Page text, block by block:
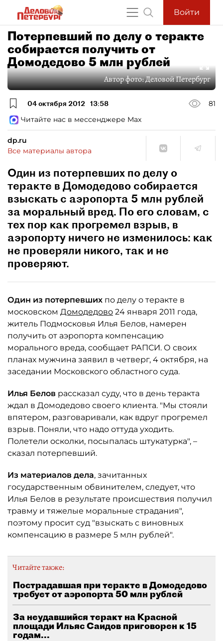
Войти
Потерпевший по делу о теракте
собирается получить от
Домодедово 5 млн рублей
Автор фото:Деловой Петербург
04 октября 2012 13:58
81
Читайте нас в мессенджере Max
dp.ru
Все материалы автора
Один из потерпевших по делу о
теракте в Домодедово собирается
взыскать с аэропорта 5 млн рублей
за моральный вред. По его словам, с
тех пор как прогремел взрыв, в
аэропорту ничего не изменилось: как
не проверяли никого, так и не
проверяют.
Один из потерпевших по делу о теракте в
московском Домодедово 24 января 2011 года,
житель Подмосковья Илья Белов, намерен
получить от аэропорта компенсацию
морального вреда, сообщает РАПСИ. О своих
планах мужчина заявил в четверг, 4 октября, на
заседании Московского областного суда.
Илья Белов рассказал суду, что в день теракта
ждал в Домодедово своего клиента. "Мы стояли
впятером, разговаривали, как вдруг прогремел
взрыв. Поняли, что надо оттуда уходить.
Полетели осколки, посыпалась штукатурка", –
сказал потерпевший.
Из материалов дела, зачитанных
государственным обвинителем, следует, что
Илья Белов в результате происшествия получил
травму и тяжелые моральные страдания",
поэтому просит суд "взыскать с виновных
компенсацию в размере 5 млн рублей".
Читайте также:
Пострадавшая при теракте в Домодедово
требует от аэропорта 50 млн рублей
За неудавшийся теракт на Красной
площади Ильяс Саидов приговорен к 15
годам...